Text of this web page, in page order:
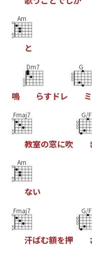
Am
と
鳴
Dm7
らす ドレ
G
ミ
Fmaj7
教室の窓に吹
G/F
Am
ない
Fmaj7
汗ばむ額を押
G/F